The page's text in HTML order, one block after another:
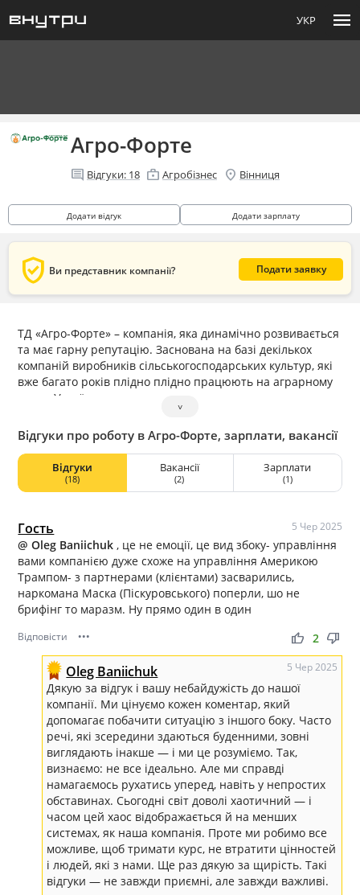
УКР menu
Агро-Форте
comment Відгуки: 18 enterprise Агробізнес location_on Вінниця
Додати відгук Додати зарплату
verified_user Ви представник компанії? Подати заявку
ТД «Агро-Форте» – компанія, яка динамічно розвивається
та має гарну репутацію. Заснована на базі декількох
компаній виробників сільськогосподарських культур, які
вже багато років плідно плідно працюють на аграрному
ринку України.
˅
Відгуки про роботу в Агро-Форте, зарплати, вакансії
Відгуки
(18)
Вакансії
(2)
Зарплати
(1)
Гость 5 Чер 2025
@ Oleg Baniichuk, це не емоції, це вид збоку- управління
вами компанією дуже схоже на управління Америкою
Трампом- з партнерами (клієнтами) засварились,
наркомана Маска (Піскуровського) поперли, шо не
брифінг то маразм. Ну прямо один в один
Відповісти ••• thumb_up thumb_down
2
Oleg Baniichuk 5 Чер 2025
Дякую за відгук і вашу небайдужість до нашої
компанії. Ми цінуємо кожен коментар, який
допомагає побачити ситуацію з іншого боку. Часто
речі, які зсередини здаються буденними, зовні
виглядають інакше — і ми це розуміємо. Так,
визнаємо: не все ідеально. Але ми справді
намагаємось рухатись уперед, навіть у непростих
обставинах. Сьогодні світ доволі хаотичний — і
часом цей хаос відображається й на менших
системах, як наша компанія. Проте ми робимо все
можливе, щоб тримати курс, не втратити цінностей
і людей, які з нами. Ще раз дякую за щирість. Такі
відгуки — не завжди приємні, але завжди важливі.